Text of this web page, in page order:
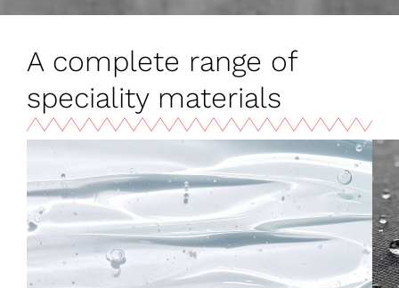
A complete range of
speciality materials